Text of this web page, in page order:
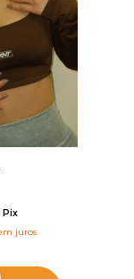
Pix
juros